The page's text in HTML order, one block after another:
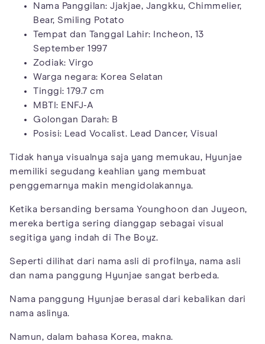
Nama Panggilan: Jjakjae, Jangkku, Chimmelier,
Bear, Smiling Potato
Tempat dan Tanggal Lahir: Incheon, 13
September 1997
Zodiak: Virgo
Warga negara: Korea Selatan
Tinggi: 179.7 cm
MBTI: ENFJ-A
Golongan Darah: B
Posisi: Lead Vocalist. Lead Dancer, Visual
Tidak hanya visualnya saja yang memukau, Hyunjae
memiliki segudang keahlian yang membuat
penggemarnya makin mengidolakannya.
Ketika bersanding bersama Younghoon dan Juyeon,
mereka bertiga sering dianggap sebagai visual
segitiga yang indah di The Boyz.
Seperti dilihat dari nama asli di profilnya, nama asli
dan nama panggung Hyunjae sangat berbeda.
Nama panggung Hyunjae berasal dari kebalikan dari
nama aslinya.
Namun, dalam bahasa Korea, makna.